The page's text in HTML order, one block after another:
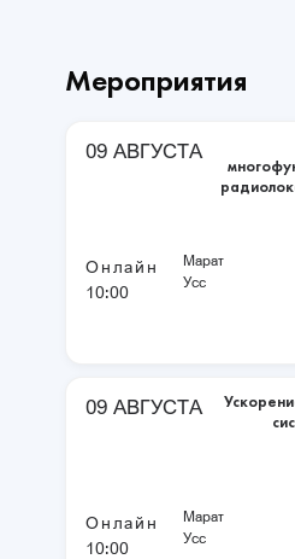
Мероприятия
09 АВГУСТА
Онлайн
10:00
Марат
Усс
09 АВГУСТА
Онлайн
10:00
Марат
Усс